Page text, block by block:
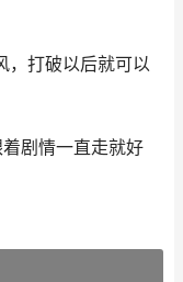
，打破以后就可以
剧情一直走就好